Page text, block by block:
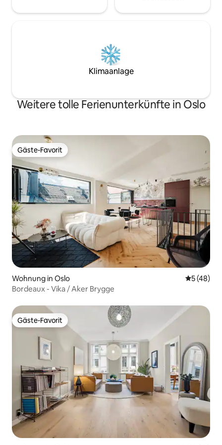
Klimaanlage
Weitere tolle Ferienunterkünfte in Oslo
Gäste-Favorit
Gäste-Favorit
Wohnung in Oslo
5 (48)
Bordeaux - Vika / Aker Brygge
Gäste-Favorit
Gäste-Favorit